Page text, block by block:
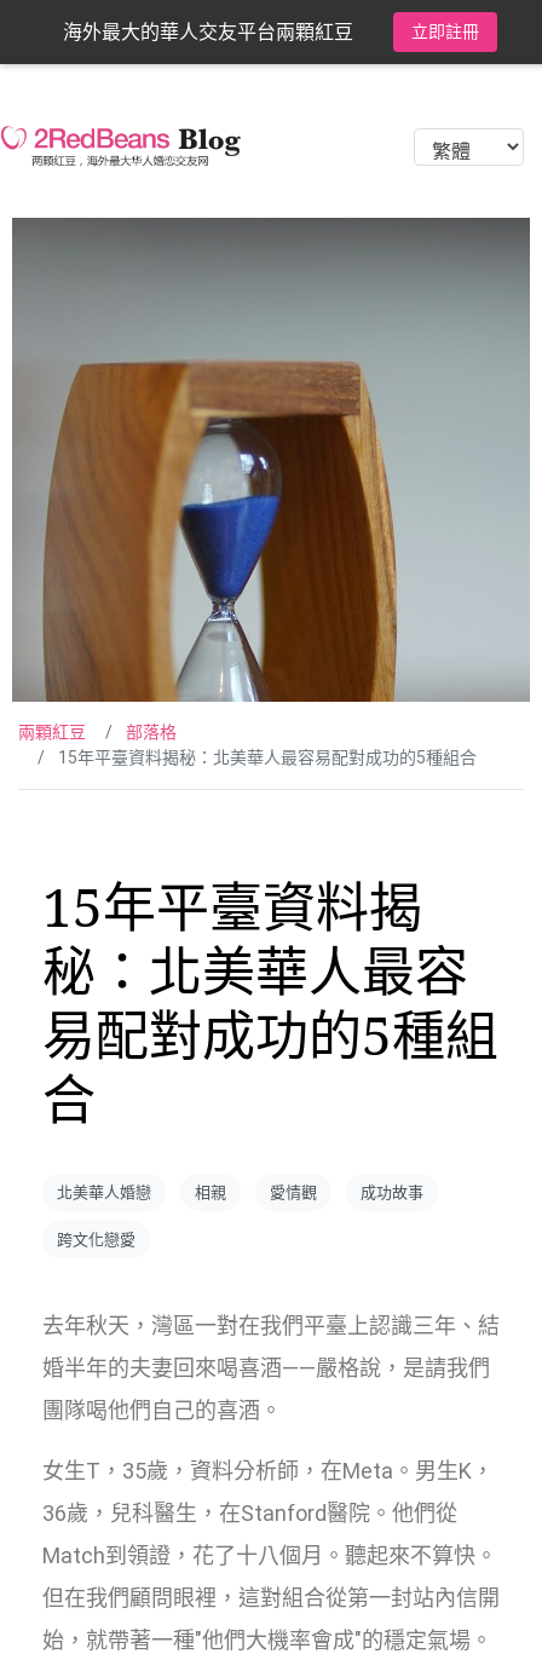
海外最大的華人交友平台兩顆紅豆 立即註冊
兩顆紅豆
部落格
15年平臺資料揭秘：北美華人最容易配對成功的5種組合
15年平臺資料揭
秘：北美華人最容
易配對成功的5種組
合
北美華人婚戀 相親 愛情觀 成功故事
跨文化戀愛
去年秋天，灣區一對在我們平臺上認識三年、結
婚半年的夫妻回來喝喜酒——嚴格說，是請我們
團隊喝他們自己的喜酒。
女生T，35歲，資料分析師，在Meta。男生K，
36歲，兒科醫生，在Stanford醫院。他們從
Match到領證，花了十八個月。聽起來不算快。
但在我們顧問眼裡，這對組合從第一封站內信開
始，就帶著一種"他們大機率會成"的穩定氣場。